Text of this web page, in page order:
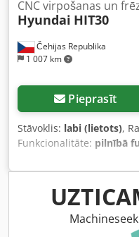
Čehijas Republika
1 007 km
CNC virpošanas un
Hyundai HIT30
Pieprasīt
Stāvoklis: labi (lietots),
Funkcionalitāte: pilnībā
iekārtas/
informāciju par iekārtu
personīgi, ko mēs arī